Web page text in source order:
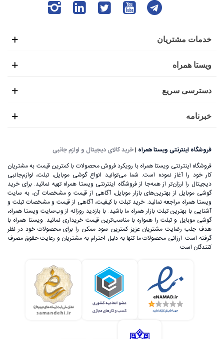
خدمات مشتریان
ویستا همراه
دسترسی سریع
خبرنامه
فروشگاه اینترنتی ویستا همراه |خرید کالای دیجیتال و لوازم جانبی
فروشگاه اینترنتی ویستا همراه با رویکرد فروش محصولات با کمترین قیمت به مشتریان
کار خود را آغاز نموده است. شما می‌توانید انواع گوشی موبایل، تبلت، لوازم‌جانبی
دیجیتال را ارزان‌تر از همه‌جا از فروشگاه اینترنتی ویستا همراه تهیه نمائید. برای خرید
گوشی موبایل از بهترین‌های بازار موبایل، آگاهی از قیمت و مشخصات آن، به ‌سایت
ویستا همراه مراجعه نمائید. خرید تبلت با کیفیت، آگاهی از قیمت و مشخصات تبلت و
آشنایی با بهترین تبلت بازار همراه ما باشید. با بازدید روزانه از وب‌سایت ویستا همراه،
گوشی موبایل و تبلت را همواره با مناسب‌ترین قیمت خریداری نمائید. ویستا همراه با
هدف جلب رضایت مشتریان عزیز کمترین سود ممکن را برای محصولات خود در نظر
گرفته است. ارزانی محصولات ما تنها به دلیل احترام به مشتریان و رعایت حقوق مصرف
کنندگان است.